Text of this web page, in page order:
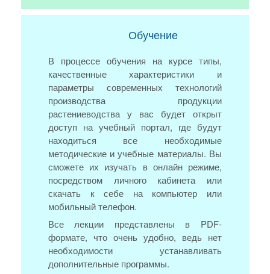
Обучение
В процессе обучения на курсе типы,
качественные характеристики и
параметры современных технологий
производства продукции
растениеводства у вас будет открыт
доступ на учебный портал, где будут
находиться все необходимые
методические и учебные материалы. Вы
сможете их изучать в онлайн режиме,
посредством личного кабинета или
скачать к себе на компьютер или
мобильный телефон.
Все лекции представлены в PDF-
формате, что очень удобно, ведь нет
необходимости устанавливать
дополнительные программы.